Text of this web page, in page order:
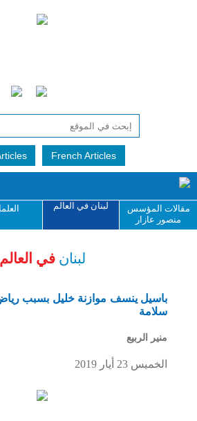
French Articles
مقالات المؤسس
منصور عازار
لبنان في العالم
لبنان في العالم
باسيل ينسف موازنة خليل بسبب
سلامة
منير الربيع
الخميس 23 أيار 2019